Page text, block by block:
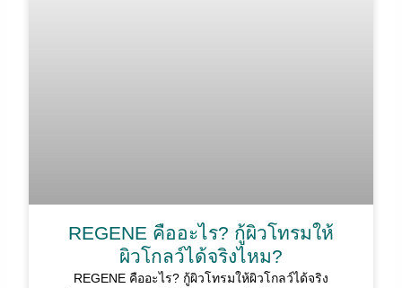
REGENE คืออะไร? กู้ผิวโทรมให้
ผิวโกลว์ได้จริงไหม?
REGENE คืออะไร? กู้ผิวโทรมให้ผิวโกลว์ได้จริง